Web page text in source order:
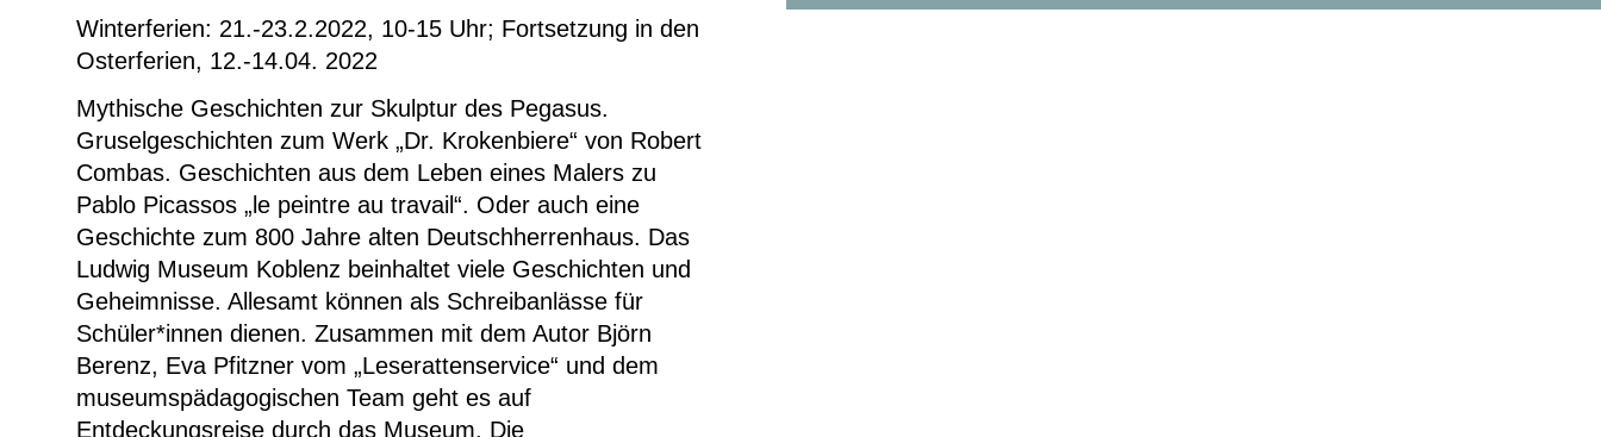
Winterferien: 21.-23.2.2022, 10-15 Uhr; Fortsetzung in den
Osterferien, 12.-14.04. 2022
Mythische Geschichten zur Skulptur des Pegasus.
Gruselgeschichten zum Werk „Dr. Krokenbiere“ von Robert
Combas. Geschichten aus dem Leben eines Malers zu
Pablo Picassos „le peintre au travail“. Oder auch eine
Geschichte zum 800 Jahre alten Deutschherrenhaus. Das
Ludwig Museum Koblenz beinhaltet viele Geschichten und
Geheimnisse. Allesamt können als Schreibanlässe für
Schüler*innen dienen. Zusammen mit dem Autor Björn
Berenz, Eva Pfitzner vom „Leserattenservice“ und dem
museumspädagogischen Team geht es auf
Entdeckungsreise durch das Museum. Die